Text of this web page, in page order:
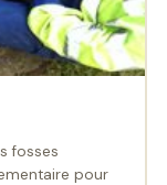
fosses
pour